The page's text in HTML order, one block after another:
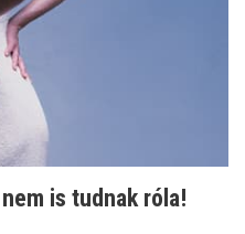
is tudnak róla!